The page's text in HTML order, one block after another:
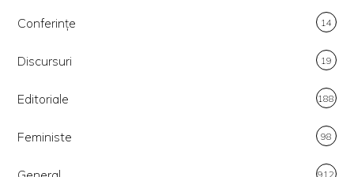
Conferințe 14
Discursuri 19
Editoriale 188
Feministe 98
912